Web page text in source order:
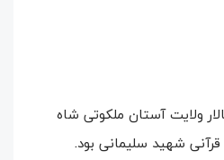
ولایت آستان ملکوتی شاه
قرآنی شهید سلیمانی بود.